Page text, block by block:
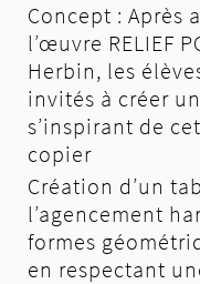
Concept : Après
l’œuvre RELIEF
Herbin, les
invités à créer
s’inspirant de
copier
Création d’un
l’agencement
formes
en respectant